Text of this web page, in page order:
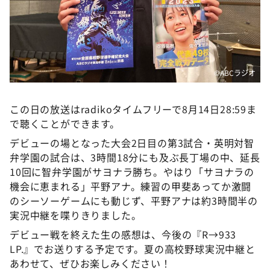
©ABCラジオ
この日の放送はradikoタイムフリーで8月14日28:59ま
で聴くことができます。
デビューの場となった大会2日目の第3試合・英明対智
弁学園の試合は、3時間18分にも及ぶ長丁場の中、延長
10回に智弁学園がサヨナラ勝ち。やはり「サヨナラの
機会に恵まれる」平野アナ。練習の甲斐あってか激闘
のシーソーゲームにも動じず、平野アナは約3時間半の
実況中継を喋りきりました。
デビュー戦を終えた生の感想は、今後の『R→933
LP.』でお送りする予定です。夏の高校野球実況中継と
あわせて、ぜひお楽しみください！